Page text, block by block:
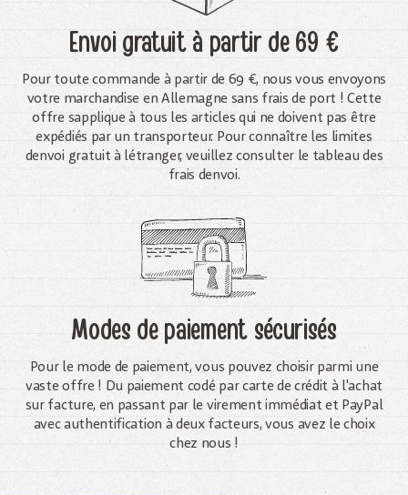
Envoi gratuità partir de 69 €
Pour toute commande à partir de 69 €, nous vous envoyons
votre marchandise en Allemagne sans frais de port ! Cette
offre sapplique à tous les articles qui ne doivent pas être
expédiés par un transporteur. Pour connaître les limites
denvoi gratuit à létranger, veuillez consulter le tableau des
frais denvoi.
Modes de paiement sécurisés
Pour le mode de paiement, vous pouvez choisir parmi une
vaste offre ! Du paiement codé par carte de crédit à l'achat
sur facture, en passant par le virement immédiat et PayPal
avec authentification à deux facteurs, vous avez le choix
chez nous !